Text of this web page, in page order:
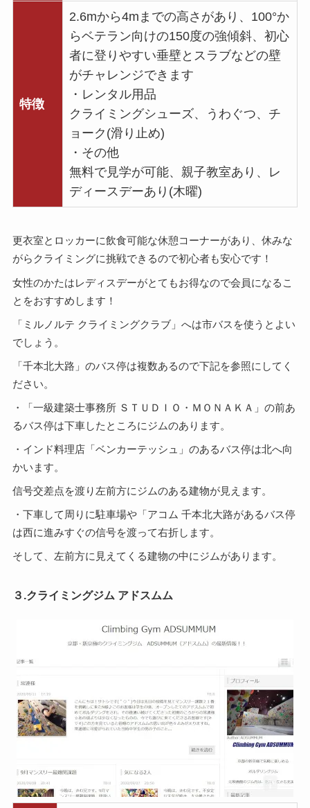
特徴
2.6mから4mまでの高さがあり、100°か
らベテラン向けの150度の強傾斜、初心
者に登りやすい垂壁とスラブなどの壁
がチャレンジできます
・レンタル用品
クライミングシューズ、うわぐつ、チ
ョーク(滑り止め)
・その他
無料で見学が可能、親子教室あり、レ
ディースデーあり(木曜)
更衣室とロッカーに飲食可能な休憩コーナーがあり、休みな
がらクライミングに挑戦できるので初心者も安心です！
女性のかたはレディスデーがとてもお得なので会員になるこ
とをおすすめします！
「ミルノルテ クライミングクラブ」へは市バスを使うとよい
でしょう。
「千本北大路」のバス停は複数あるので下記を参照にしてく
ださい。
・「一級建築士事務所 ＳＴＵＤＩＯ・ＭＯＮＡＫＡ」の前あ
るバス停は下車したところにジムのあります。
・インド料理店「ベンカーテッシュ」のあるバス停は北へ向
かいます。
信号交差点を渡り左前方にジムのある建物が見えます。
・下車して周りに駐車場や「アコム 千本北大路があるバス停
は西に進みすぐの信号を渡って右折します。
そして、左前方に見えてくる建物の中にジムがあります。
３.クライミングジム アドスムム